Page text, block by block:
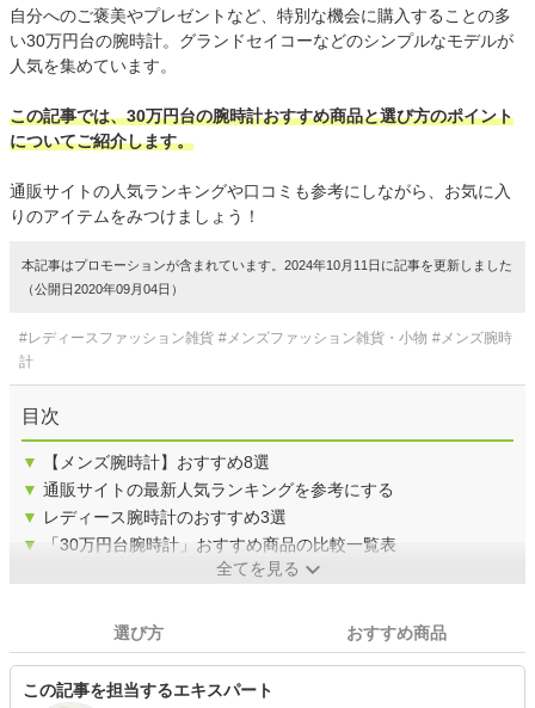
自分へのご褒美やプレゼントなど、特別な機会に購入することの多
い30万円台の腕時計。グランドセイコーなどのシンプルなモデルが
人気を集めています。
この記事では、30万円台の腕時計おすすめ商品と選び方のポイント
についてご紹介します。
通販サイトの人気ランキングや口コミも参考にしながら、お気に入
りのアイテムをみつけましょう！
本記事はプロモーションが含まれています。2024年10月11日に記事を更新しました
（公開日2020年09月04日）
#レディースファッション雑貨 #メンズファッション雑貨・小物 #メンズ腕時
計
目次
▼
【メンズ腕時計】おすすめ8選
▼ 通販サイトの最新人気ランキングを参考にする
▼ レディース腕時計のおすすめ3選
▼
「30万円台腕時計」おすすめ商品の比較一覧表
全てを見る
選び方 おすすめ商品
この記事を担当するエキスパート